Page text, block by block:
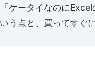
「ケータイなのに
いう点と、買ってすぐ